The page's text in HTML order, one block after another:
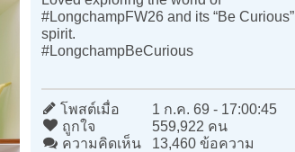
#LongchampFW26 and its “Be Curious”
spirit.
#LongchampBeCurious
โพสต์เมื่อ
1 ก.ค. 69 - 17:00:45
ถูกใจ
559,922 คน
ความคิดเห็น
13,460 ข้อความ